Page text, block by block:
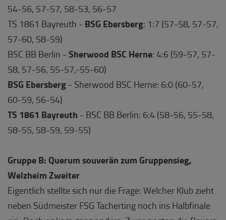
54-56, 57-57, 58-53, 56-57
TS 1861 Bayreuth - BSG Ebersberg: 1:7 (57-58, 57-57,
57-60, 58-59)
BSC BB Berlin - Sherwood BSC Herne: 4:6 (59-57, 57-
58, 57-56, 55-57,-55-60)
BSG Ebersberg - Sherwood BSC Herne: 6:0 (60-57,
60-59, 56-54)
TS 1861 Bayreuth - BSC BB Berlin: 6:4 (58-56, 55-58,
58-55, 58-59, 59-55)
Gruppe B: Querum souverän zum Gruppensieg,
Welzheim Zweiter
Eigentlich stellte sich nur die Frage: Welcher Klub zieht
neben Südmeister FSG Tacherting noch ins Halbfinale